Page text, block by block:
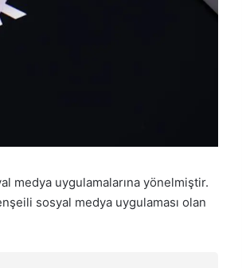
medya uygulamalarına yönelmiştir.
sosyal medya uygulaması olan